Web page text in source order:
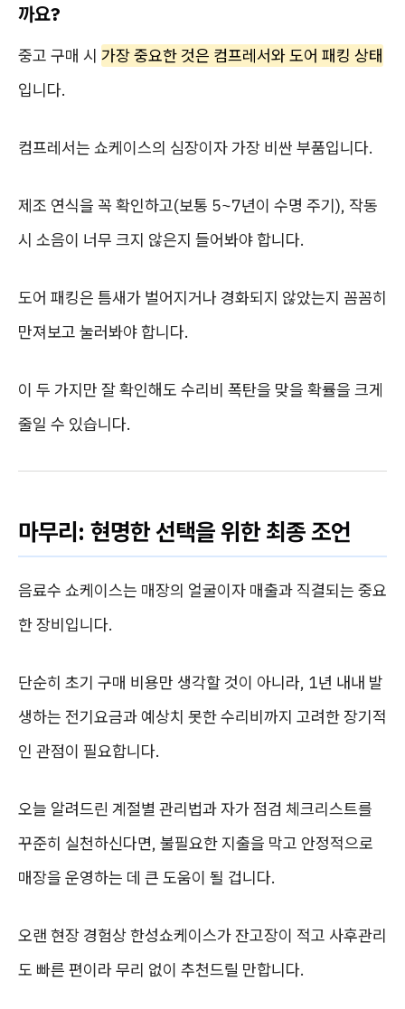
까요?
중고 구매 시 가장 중요한 것은 컴프레서와 도어 패킹 상태
입니다.
컴프레서는 쇼케이스의 심장이자 가장 비싼 부품입니다.
제조 연식을 꼭 확인하고(보통 5~7년이 수명 주기), 작동
시 소음이 너무 크지 않은지 들어봐야 합니다.
도어 패킹은 틈새가 벌어지거나 경화되지 않았는지 꼼꼼히
만져보고 눌러봐야 합니다.
이 두 가지만 잘 확인해도 수리비 폭탄을 맞을 확률을 크게
줄일 수 있습니다.
마무리: 현명한 선택을 위한 최종 조언
음료수 쇼케이스는 매장의 얼굴이자 매출과 직결되는 중요
한 장비입니다.
단순히 초기 구매 비용만 생각할 것이 아니라, 1년 내내 발
생하는 전기요금과 예상치 못한 수리비까지 고려한 장기적
인 관점이 필요합니다.
오늘 알려드린 계절별 관리법과 자가 점검 체크리스트를
꾸준히 실천하신다면, 불필요한 지출을 막고 안정적으로
매장을 운영하는 데 큰 도움이 될 겁니다.
오랜 현장 경험상 한성쇼케이스가 잔고장이 적고 사후관리
도 빠른 편이라 무리 없이 추천드릴 만합니다.